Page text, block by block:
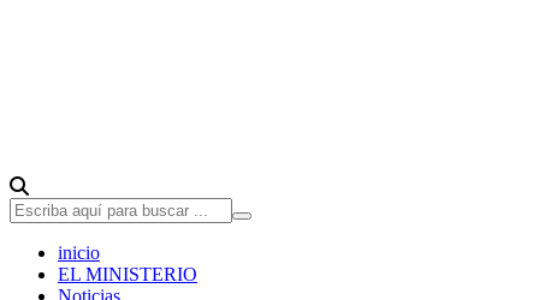
inicio
EL MINISTERIO
Noticias